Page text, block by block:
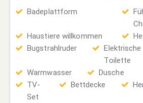
Badeplattform
Haustiere willkommen
Bugstrahlruder
Elektrische
Toilette
Warmwasser Dusche
TV-
Set
Bettdecke